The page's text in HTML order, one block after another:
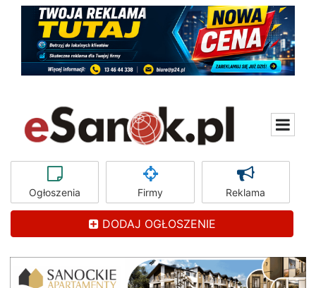
Ogłoszenia Firmy Reklama
DODAJ OGŁOSZENIE